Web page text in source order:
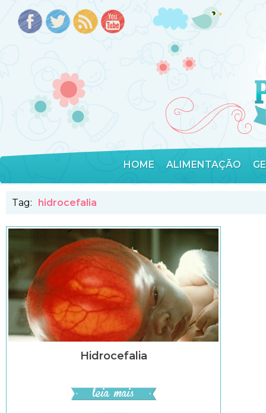
HOME ALIMENTAÇÃO
Tag: hidrocefalia
Hidrocefalia